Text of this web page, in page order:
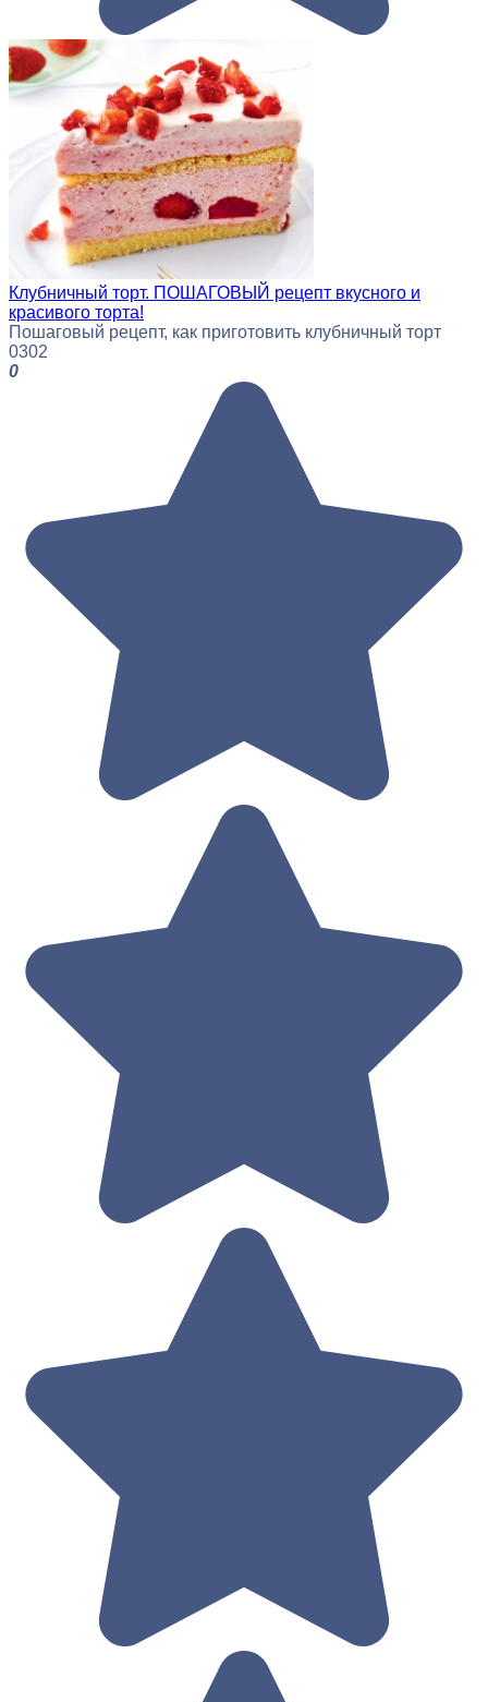
Клубничный торт. ПОШАГОВЫЙ рецепт вкусного и
красивого торта!
Пошаговый рецепт, как приготовить клубничный торт
0302
0